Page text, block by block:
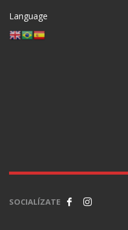
Language
SOCIALÍZATE